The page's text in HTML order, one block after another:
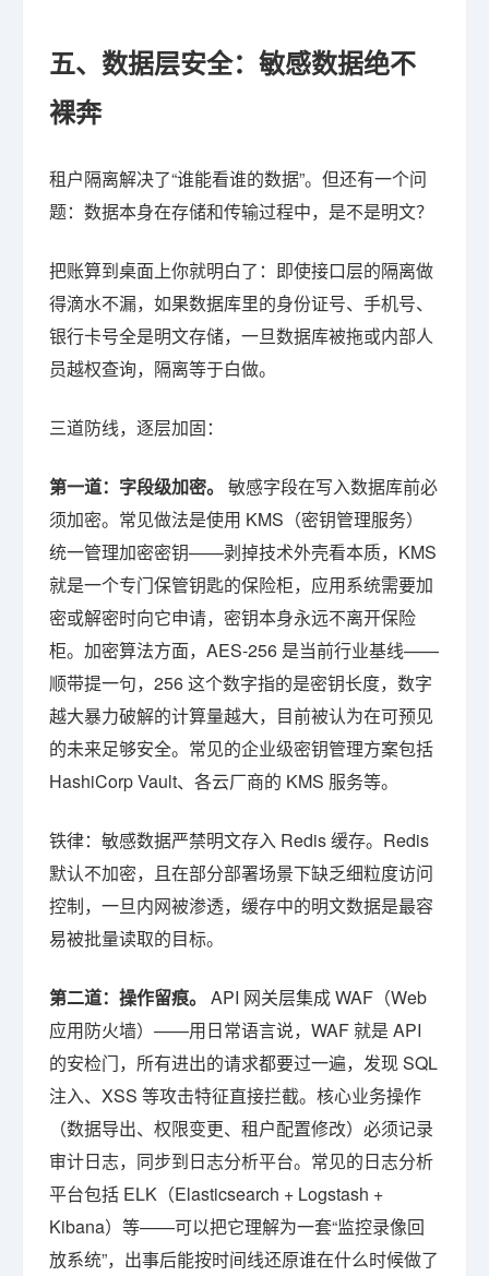
五、数据层安全：敏感数据绝不
裸奔
租户隔离解决了“谁能看谁的数据”。但还有一个问
题：数据本身在存储和传输过程中，是不是明文？
把账算到桌面上你就明白了：即使接口层的隔离做
得滴水不漏，如果数据库里的身份证号、手机号、
银行卡号全是明文存储，一旦数据库被拖或内部人
员越权查询，隔离等于白做。
三道防线，逐层加固：
第一道：字段级加密。 敏感字段在写入数据库前必
须加密。常见做法是使用 KMS（密钥管理服务）
统一管理加密密钥——剥掉技术外壳看本质，KMS
就是一个专门保管钥匙的保险柜，应用系统需要加
密或解密时向它申请，密钥本身永远不离开保险
柜。加密算法方面，AES-256 是当前行业基线——
顺带提一句，256 这个数字指的是密钥长度，数字
越大暴力破解的计算量越大，目前被认为在可预见
的未来足够安全。常见的企业级密钥管理方案包括
HashiCorp Vault、各云厂商的 KMS 服务等。
铁律：敏感数据严禁明文存入 Redis 缓存。Redis
默认不加密，且在部分部署场景下缺乏细粒度访问
控制，一旦内网被渗透，缓存中的明文数据是最容
易被批量读取的目标。
第二道：操作留痕。 API 网关层集成 WAF（Web
应用防火墙）——用日常语言说，WAF 就是 API
的安检门，所有进出的请求都要过一遍，发现 SQL
注入、XSS 等攻击特征直接拦截。核心业务操作
（数据导出、权限变更、租户配置修改）必须记录
审计日志，同步到日志分析平台。常见的日志分析
平台包括 ELK（Elasticsearch + Logstash +
Kibana）等——可以把它理解为一套“监控录像回
放系统”，出事后能按时间线还原谁在什么时候做了